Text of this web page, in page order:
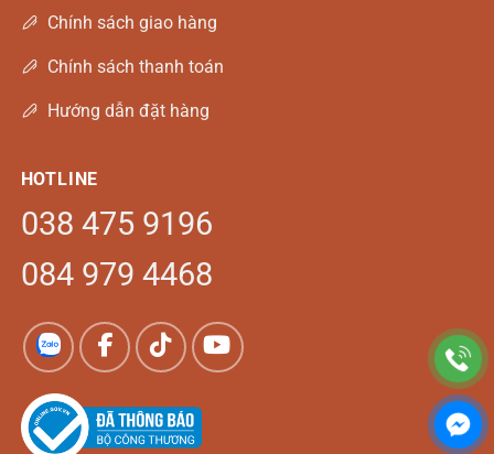
Chính sách giao hàng
Chính sách thanh toán
Hướng dẫn đặt hàng
HOTLINE
038 475 9196
084 979 4468